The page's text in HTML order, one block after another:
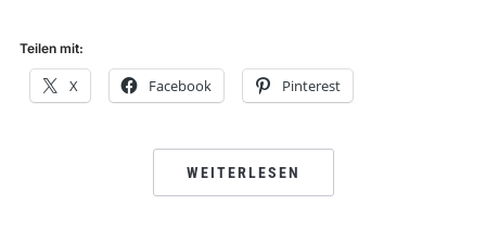
Teilen mit:
X Facebook Pinterest
WEITERLESEN